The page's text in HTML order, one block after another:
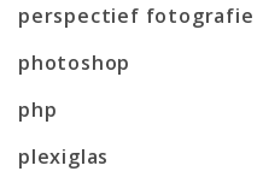
perspectief fotografie
photoshop
php
plexiglas